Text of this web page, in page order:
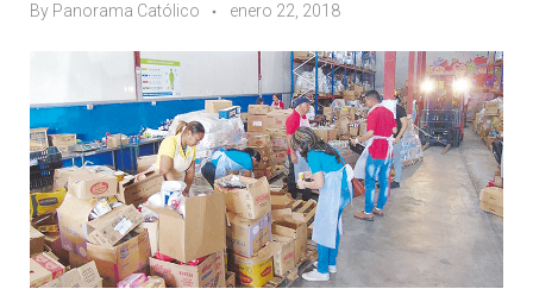
By Panorama Católico enero 22, 2018